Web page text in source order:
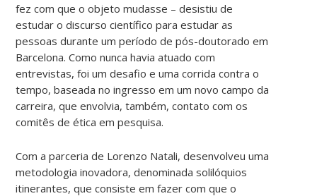
fez com que o objeto mudasse – desistiu de
estudar o discurso científico para estudar as
pessoas durante um período de pós-doutorado em
Barcelona. Como nunca havia atuado com
entrevistas, foi um desafio e uma corrida contra o
tempo, baseada no ingresso em um novo campo da
carreira, que envolvia, também, contato com os
comitês de ética em pesquisa.
Com a parceria de Lorenzo Natali, desenvolveu uma
metodologia inovadora, denominada solilóquios
itinerantes, que consiste em fazer com que o